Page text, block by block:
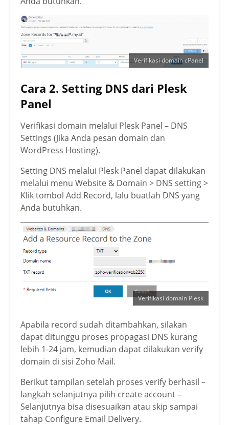
Verifikasi domain cPanel
Cara 2. Setting DNS dari Plesk
Panel
Verifikasi domain melalui Plesk Panel – DNS
Settings (Jika Anda pesan domain dan
WordPress Hosting).
Setting DNS melalui Plesk Panel dapat dilakukan
melalui menu Website & Domain > DNS setting >
Klik tombol Add Record, lalu buatlah DNS yang
Anda butuhkan.
Verifikasi domain Plesk
Apabila record sudah ditambahkan, silakan
dapat ditunggu proses propagasi DNS kurang
lebih 1-24 jam, kemudian dapat dilakukan verify
domain di sisi Zoho Mail.
Berikut tampilan setelah proses verify berhasil –
langkah selanjutnya pilih create account –
Selanjutnya bisa disesuaikan atau skip sampai
tahap Configure Email Delivery.